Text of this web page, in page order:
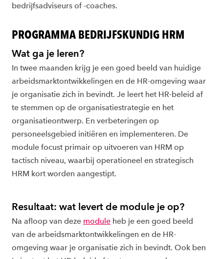
bedrijfsadviseurs of -coaches.
PROGRAMMA BEDRIJFSKUNDIG HRM
Wat ga je leren?
In twee maanden krijg je een goed beeld van huidige
arbeidsmarktontwikkelingen en de HR-omgeving waar
je organisatie zich in bevindt. Je leert het HR-beleid af
te stemmen op de organisatiestrategie en het
organisatieontwerp. En verbeteringen op
personeelsgebied initiëren en implementeren. De
module focust primair op uitvoeren van HRM op
tactisch niveau, waarbij operationeel en strategisch
HRM kort worden aangestipt.
Resultaat: wat levert de module je op?
Na afloop van deze module heb je een goed beeld
van de arbeidsmarktontwikkelingen en de HR-
omgeving waar je organisatie zich in bevindt. Ook ben